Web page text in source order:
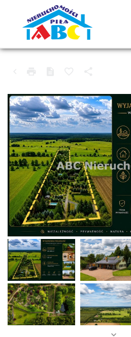
WIELEŃ (GW), KOCIEŃ WIELKI
DOM NA SPRZEDAŻ